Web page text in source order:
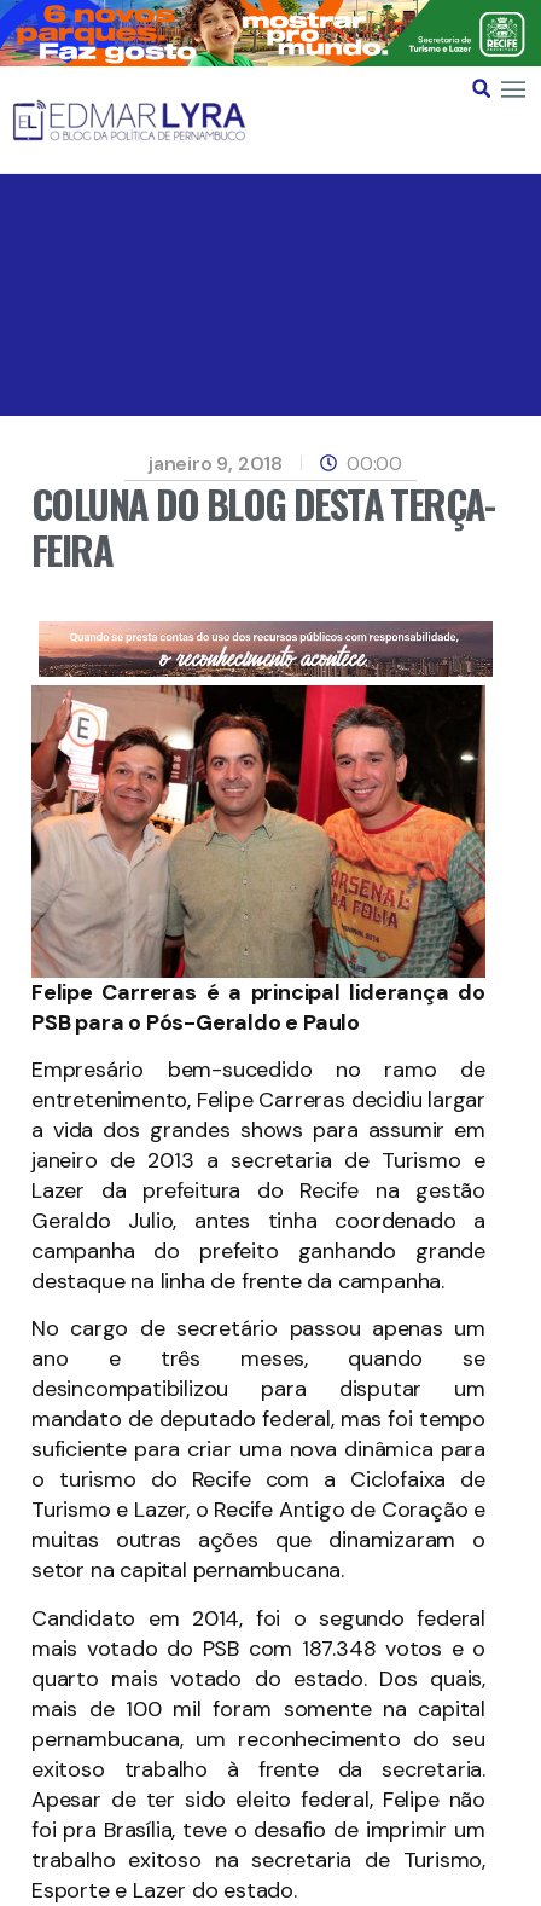
janeiro 9, 2018 00:00
COLUNA DO BLOG DESTA TERÇA-
FEIRA
Felipe Carreras é a principal liderança do
PSB para o Pós-Geraldo e Paulo
Empresário bem-sucedido no ramo de
entretenimento, Felipe Carreras decidiu largar
a vida dos grandes shows para assumir em
janeiro de 2013 a secretaria de Turismo e
Lazer da prefeitura do Recife na gestão
Geraldo Julio, antes tinha coordenado a
campanha do prefeito ganhando grande
destaque na linha de frente da campanha.
No cargo de secretário passou apenas um
ano e três meses, quando se
desincompatibilizou para disputar um
mandato de deputado federal, mas foi tempo
suficiente para criar uma nova dinâmica para
o turismo do Recife com a Ciclofaixa de
Turismo e Lazer, o Recife Antigo de Coração e
muitas outras ações que dinamizaram o
setor na capital pernambucana.
Candidato em 2014, foi o segundo federal
mais votado do PSB com 187.348 votos e o
quarto mais votado do estado. Dos quais,
mais de 100 mil foram somente na capital
pernambucana, um reconhecimento do seu
exitoso trabalho à frente da secretaria.
Apesar de ter sido eleito federal, Felipe não
foi pra Brasília, teve o desafio de imprimir um
trabalho exitoso na secretaria de Turismo,
Esporte e Lazer do estado.